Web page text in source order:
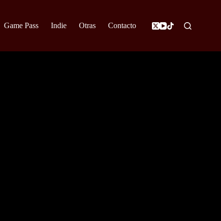
Game Pass Indie Otras Contacto